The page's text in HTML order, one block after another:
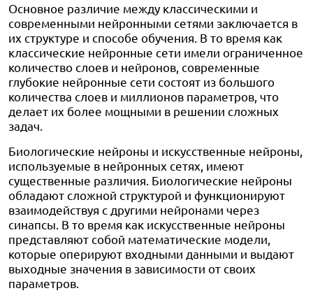
Основное различие между классическими и
современными нейронными сетями заключается в
их структуре и способе обучения. В то время как
классические нейронные сети имели ограниченное
количество слоев и нейронов, современные
глубокие нейронные сети состоят из большого
количества слоев и миллионов параметров, что
делает их более мощными в решении сложных
задач.
Биологические нейроны и искусственные нейроны,
используемые в нейронных сетях, имеют
существенные различия. Биологические нейроны
обладают сложной структурой и функционируют
взаимодействуя с другими нейронами через
синапсы. В то время как искусственные нейроны
представляют собой математические модели,
которые оперируют входными данными и выдают
выходные значения в зависимости от своих
параметров.